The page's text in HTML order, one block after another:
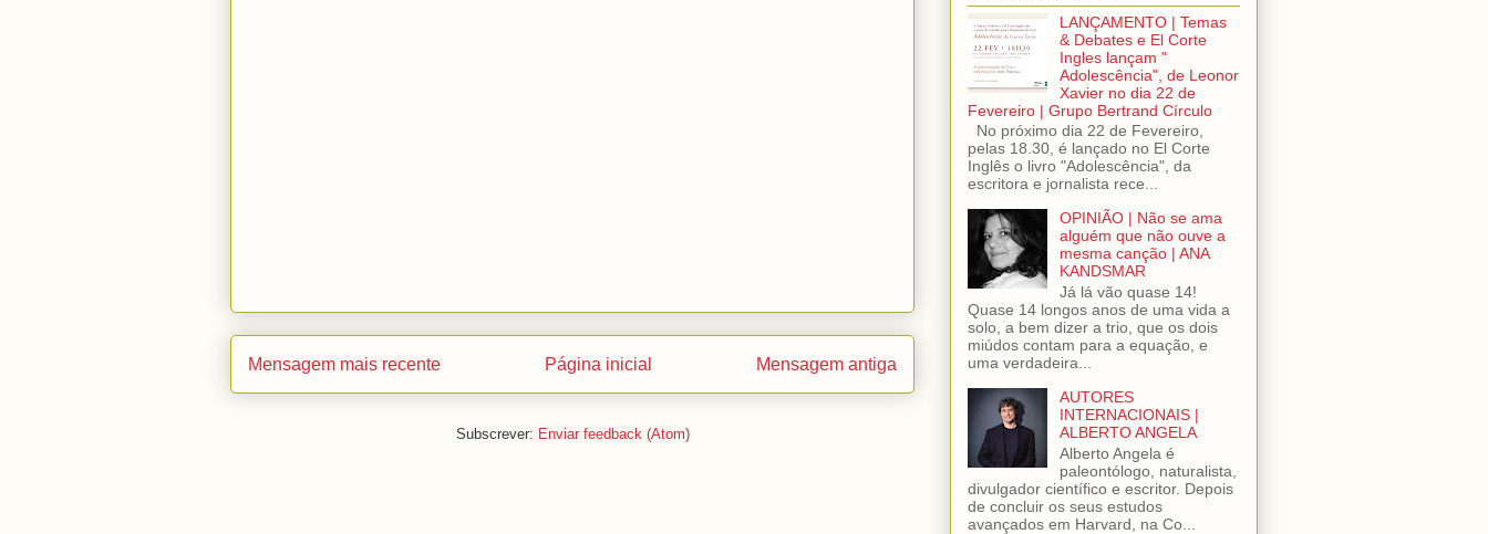
Mensagem mais recente Mensagem antiga
Página inicial
Subscrever: Enviar feedback (Atom)
LANÇAMENTO | Temas
& Debates e El Corte
Ingles lançam "
Adolescência", de Leonor
Xavier no dia 22 de
Fevereiro | Grupo Bertrand Círculo
No próximo dia 22 de Fevereiro,
pelas 18.30, é lançado no El Corte
Inglês o livro "Adolescência", da
escritora e jornalista rece...
OPINIÃO | Não se ama
alguém que não ouve a
mesma canção | ANA
KANDSMAR
Já lá vão quase 14!
Quase 14 longos anos de uma vida a
solo, a bem dizer a trio, que os dois
miúdos contam para a equação, e
uma verdadeira...
AUTORES
INTERNACIONAIS |
ALBERTO ANGELA
Alberto Angela é
paleontólogo, naturalista,
divulgador científico e escritor. Depois
de concluir os seus estudos
avançados em Harvard, na Co...